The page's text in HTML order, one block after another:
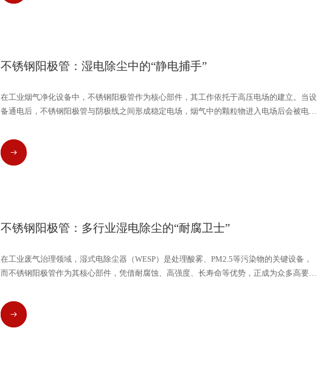
不锈钢阳极管：湿电除尘中的“静电捕手”
在工业烟气净化设备中，不锈钢阳极管作为核心部件，其工作依托于高压电场的建立。当设
备通电后，不锈钢阳极管与阴极线之间形成稳定电场，烟气中的颗粒物进入电场后会被电离
最终吸附在管壁上，完成对颗粒物的捕捉过程。这种依靠电场力实现颗粒物分离的方式，是
不锈钢阳极管发挥作用的基础，适用于多种工业烟气的净化场景。
READ MORE
不锈钢阳极管：多行业湿电除尘的“耐腐卫士”
在工业废气治理领域，湿式电除尘器（WESP）是处理酸雾、PM2.5等污染物的关键设备，
而不锈钢阳极管作为其核心部件，凭借耐腐蚀、高强度、长寿命等优势，正成为众多高要求
READ MORE